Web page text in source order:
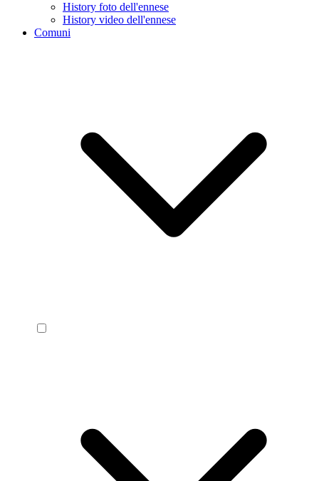
History foto dell'ennese
History video dell'ennese
Comuni